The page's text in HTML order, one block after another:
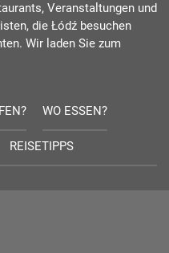
Veranstaltungen und
die Łódź besuchen
Wir laden Sie zum
WO ESSEN?
REISETIPPS